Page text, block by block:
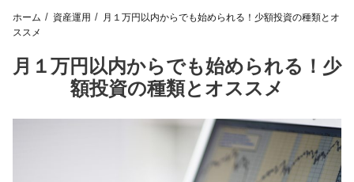
ホーム 資産運用
月１万円以内からでも始められる！少額投資の種類とオ
ススメ
月１万円以内からでも始められる！少
額投資の種類とオススメ